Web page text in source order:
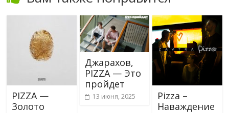
PIZZA —
Золото
Джарахов,
PIZZA — Это
пройдет
13 июня, 2025
Pizza –
Наваждение